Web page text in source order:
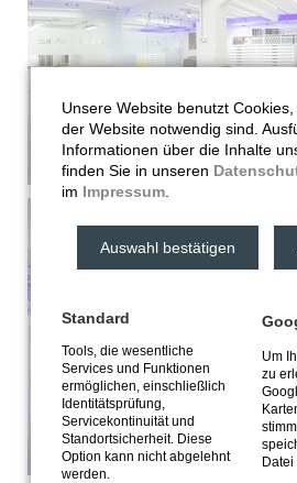
Unsere Website benutzt
der Website notwendig sind.
Informationen über die Inhalte
finden Sie in unseren
im Impressum
Auswahl bestätigen
Standard
Tools, die wesentliche
Services und Funktionen
ermöglichen, einschließlich
Identitätsprüfung,
Servicekontinuität und
Standortsicherheit. Diese
Option kann nicht abgelehnt
werden.
Um
zu